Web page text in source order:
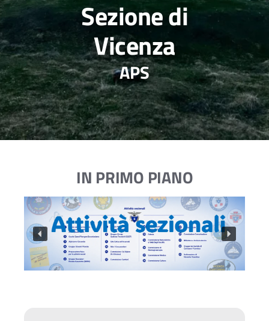
Sezione di
Vicenza
APS
IN PRIMO PIANO